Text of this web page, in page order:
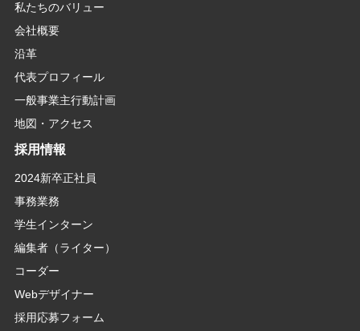
私たちのバリュー
会社概要
沿革
代表プロフィール
一般事業主行動計画
地図・アクセス
採用情報
2024新卒正社員
事務業務
学生インターン
編集者（ライター）
コーダー
Webデザイナー
採用応募フォーム